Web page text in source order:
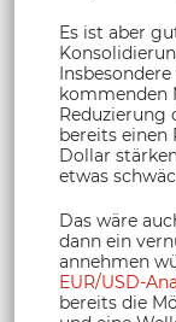
Es ist aber
kommenden
Reduzierung
bereits einen
Dollar
etwas
Das wäre
dann ein
annehmen
EUR/USD-
bereits die